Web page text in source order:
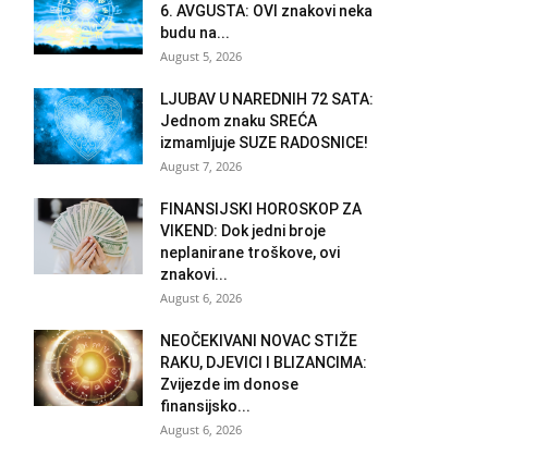
6. AVGUSTA: OVI znakovi neka
budu na...
August 5, 2026
LJUBAV U NAREDNIH 72 SATA:
Jednom znaku SREĆA
izmamljuje SUZE RADOSNICE!
August 7, 2026
FINANSIJSKI HOROSKOP ZA
VIKEND: Dok jedni broje
neplanirane troškove, ovi
znakovi...
August 6, 2026
NEOČEKIVANI NOVAC STIŽE
RAKU, DJEVICI I BLIZANCIMA:
Zvijezde im donose
finansijsko...
August 6, 2026